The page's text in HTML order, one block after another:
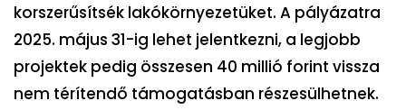
korszerűsítsék lakókörnyezetüket. A pályázatra
2025. május 31-ig lehet jelentkezni, a legjobb
projektek pedig összesen 40 millió forint vissza
nem térítendő támogatásban részesülhetnek.